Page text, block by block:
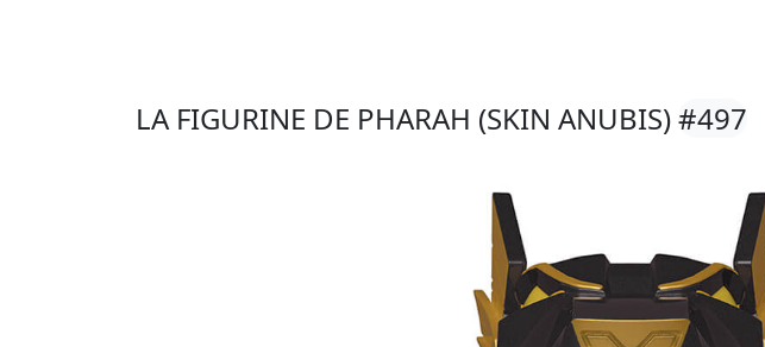
LA FIGURINE DE PHARAH (SKIN ANUBIS)#497